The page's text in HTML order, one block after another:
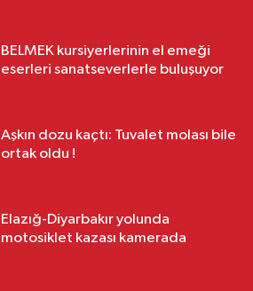
BELMEK kursiyerlerinin el emeği
eserleri sanatseverlerle buluşuyor
Aşkın dozu kaçtı: Tuvalet molası bile
ortak oldu !
Elazığ-Diyarbakır yolunda
motosiklet kazası kamerada